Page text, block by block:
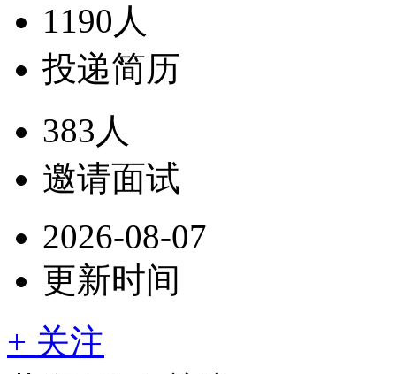
1190人
投递简历
383人
邀请面试
2026-08-07
更新时间
+ 关注